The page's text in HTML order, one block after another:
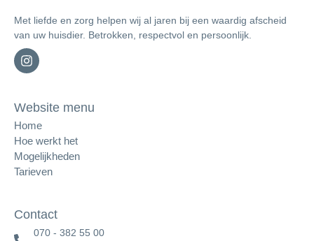
Met liefde en zorg helpen wij al jaren bij een waardig afscheid
van uw huisdier. Betrokken, respectvol en persoonlijk.
Website menu
Home
Hoe werkt het
Mogelijkheden
Tarieven
Contact
070 - 382 55 00